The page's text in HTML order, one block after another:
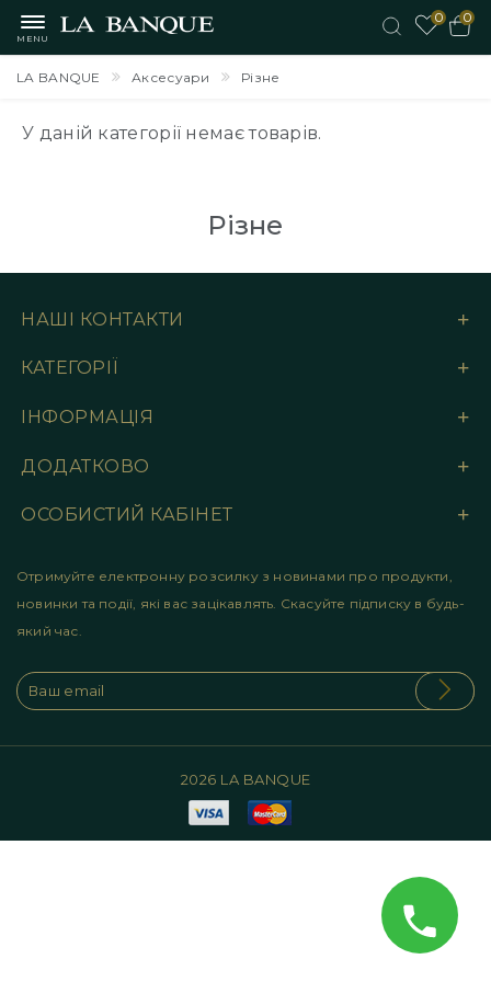
MENU
0
0
LA BANQUE Аксесуари Різне
У даній категорії немає товарів.
Різне
НАШІ КОНТАКТИ
КАТЕГОРІЇ
ІНФОРМАЦІЯ
ДОДАТКОВО
ОСОБИСТИЙ КАБІНЕТ
Отримуйте електронну розсилку з новинами про продукти,
новинки та події, які вас зацікавлять. Скасуйте підписку в будь-
який час.
2026 LA BANQUE